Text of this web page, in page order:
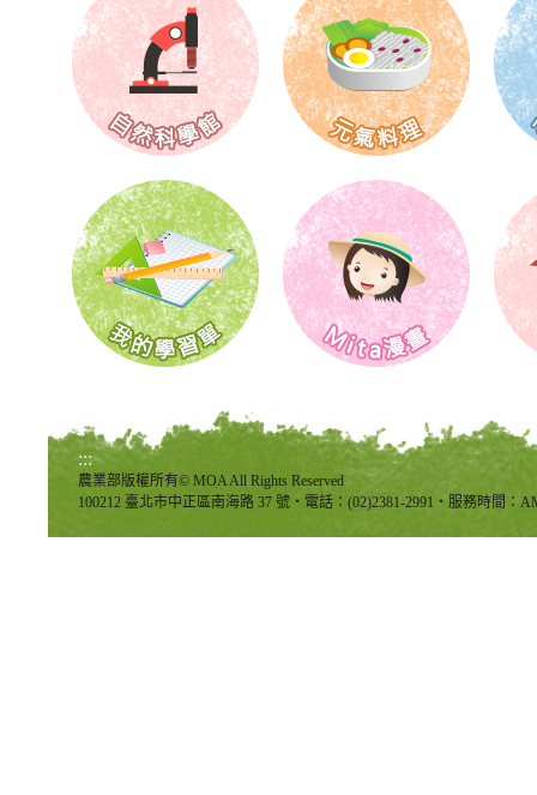
:::
農業部版權所有© MOA All Rights Reserved
100212 臺北市中正區南海路 37 號‧電話：(02)2381-2991‧服務時間：